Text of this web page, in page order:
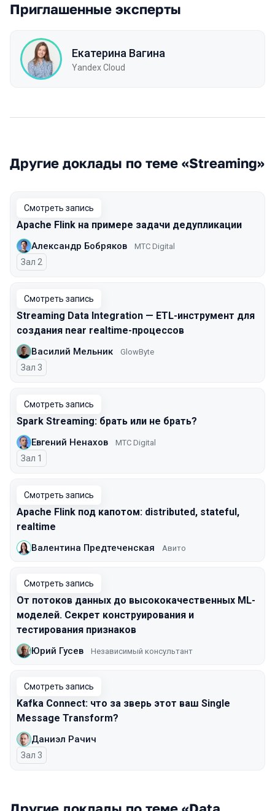
Приглашенные эксперты
Екатерина Вагина
Yandex Cloud
Другие доклады по теме «Streaming»
Смотреть запись
Apache Flink на примере задачи дедупликации
Александр Бобряков МТС Digital
Зал 2
Смотреть запись
Streaming Data Integration — ETL-инструмент для
создания near realtime-процессов
Василий Мельник GlowByte
Зал 3
Смотреть запись
Spark Streaming: брать или не брать?
Евгений Ненахов МТC Digital
Зал 1
Смотреть запись
Apache Flink под капотом: distributed, stateful,
realtime
Валентина Предтеченская Авито
Смотреть запись
От потоков данных до высококачественных ML-
моделей. Секрет конструирования и
тестирования признаков
Юрий Гусев Независимый консультант
Смотреть запись
Kafka Connect: что за зверь этот ваш Single
Message Transform?
Даниэл Рачич
Зал 3